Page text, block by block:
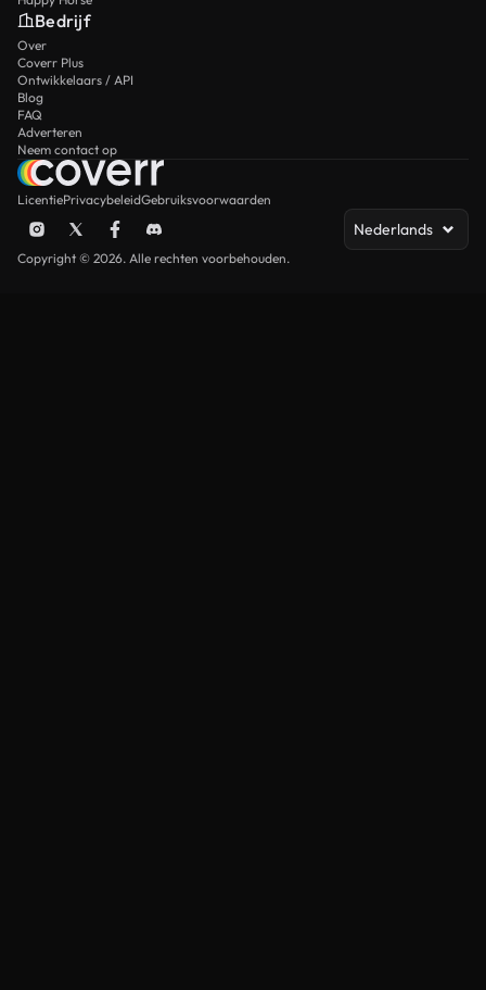
Bedrijf
Over
Coverr Plus
Ontwikkelaars / API
Blog
FAQ
Adverteren
Neem contact op
LicentiePrivacybeleidGebruiksvoorwaarden
Nederlands
Copyright © 2026. Alle rechten voorbehouden.